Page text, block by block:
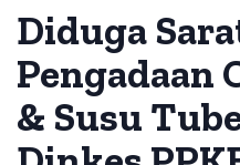
Diduga
Pengadaan
& Susu